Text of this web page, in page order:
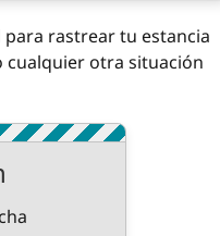
rastrear tu estancia
cualquier otra situación